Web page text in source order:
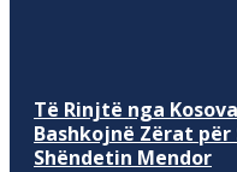
Të Rinjtë nga
Bashkojnë Zërat
Shëndetin Mendor